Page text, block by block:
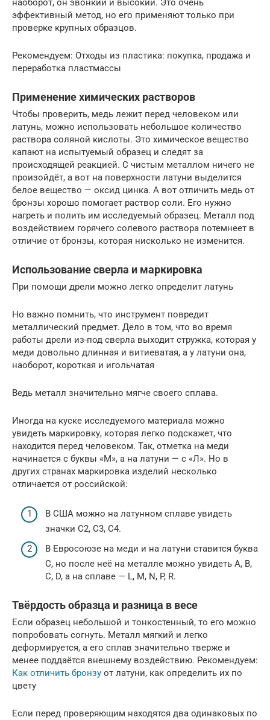
наоборот, он звонкий и высокий. Это очень
эффективный метод, но его применяют только при
проверке крупных образцов.
Рекомендуем: Отходы из пластика: покупка, продажа и
переработка пластмассы
Применение химических растворов
Чтобы проверить, медь лежит перед человеком или
латунь, можно использовать небольшое количество
раствора соляной кислоты. Это химическое вещество
капают на испытуемый образец и следят за
происходящей реакцией. С чистым металлом ничего не
произойдёт, а вот на поверхности латуни выделится
белое вещество — оксид цинка. А вот отличить медь от
бронзы хорошо помогает раствор соли. Его нужно
нагреть и полить им исследуемый образец. Металл под
воздействием горячего солевого раствора потемнеет в
отличие от бронзы, которая нисколько не изменится.
Использование сверла и маркировка
При помощи дрели можно легко определит латунь
Но важно помнить, что инструмент повредит
металлический предмет. Дело в том, что во время
работы дрели из-под сверла выходит стружка, которая у
меди довольно длинная и витиеватая, а у латуни она,
наоборот, короткая и игольчатая
Ведь металл значительно мягче своего сплава.
Иногда на куске исследуемого материала можно
увидеть маркировку, которая легко подскажет, что
находится перед человеком. Так, отметка на меди
начинается с буквы «М», а на латуни — с «Л». Но в
других странах маркировка изделий несколько
отличается от российской:
В США можно на латунном сплаве увидеть
значки С2, С3, С4.
В Евросоюзе на меди и на латуни ставится буква
C, но после неё на металле можно увидеть A, B,
C, D, а на сплаве — L, M, N, P, R.
Твёрдость образца и разница в весе
Если образец небольшой и тонкостенный, то его можно
попробовать согнуть. Металл мягкий и легко
деформируется, а его сплав значительно тверже и
менее поддаётся внешнему воздействию. Рекомендуем:
Как отличить бронзу от латуни, как определить их по
цвету
Если перед проверяющим находятся два одинаковых по